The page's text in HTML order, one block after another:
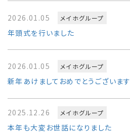
2026.01.05 メイホグループ
年頭式を行いました
2026.01.05 メイホグループ
新年あけましておめでとうございます
2025.12.26 メイホグループ
本年も大変お世話になりました